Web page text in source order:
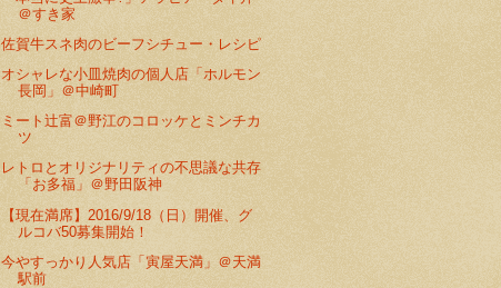
＠すき家
佐賀牛スネ肉のビーフシチュー・レシピ
オシャレな小皿焼肉の個人店「ホルモン
長岡」＠中崎町
ミート辻富＠野江のコロッケとミンチカ
ツ
レトロとオリジナリティの不思議な共存
「お多福」＠野田阪神
【現在満席】2016/9/18（日）開催、グ
ルコバ50募集開始！
今やすっかり人気店「寅屋天満」＠天満
駅前